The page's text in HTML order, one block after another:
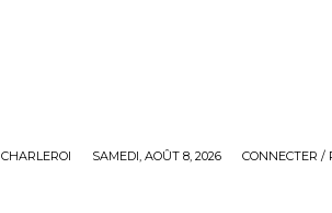
CHARLEROI SAMEDI, AOÛT 8, 2026 CONNECTER /